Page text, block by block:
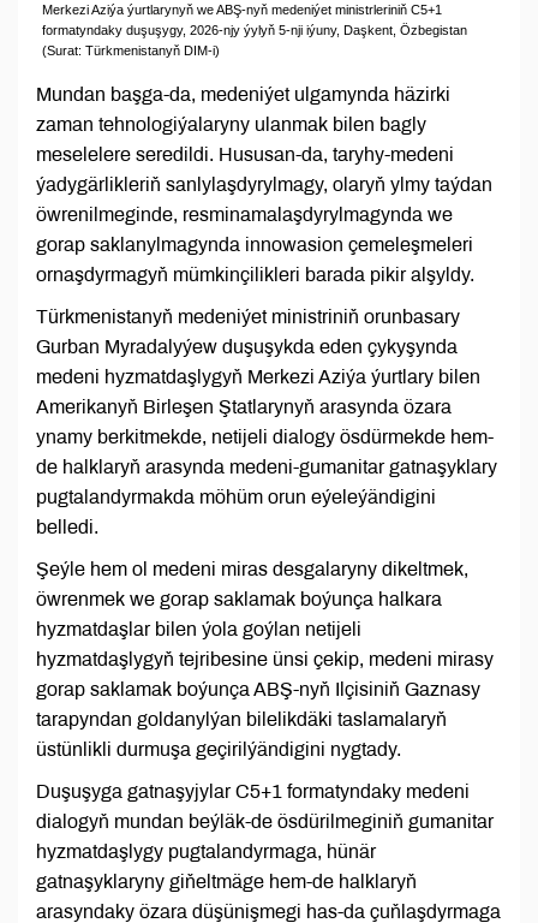
Merkezi Aziýa ýurtlarynyň we ABŞ-nyň medeniýet ministrleriniň C5+1
formatyndaky duşuşygy, 2026-njy ýylyň 5-nji iýuny, Daşkent, Özbegistan
(Surat: Türkmenistanyň DIM-i)
Mundan başga-da, medeniýet ulgamynda häzirki
zaman tehnologiýalaryny ulanmak bilen bagly
meselelere seredildi. Hususan-da, taryhy-medeni
ýadygärlikleriň sanlylaşdyrylmagy, olaryň ylmy taýdan
öwrenilmeginde, resminamalaşdyrylmagynda we
gorap saklanylmagynda innowasion çemeleşmeleri
ornaşdyrmagyň mümkinçilikleri barada pikir alşyldy.
Türkmenistanyň medeniýet ministriniň orunbasary
Gurban Myradalyýew duşuşykda eden çykyşynda
medeni hyzmatdaşlygyň Merkezi Aziýa ýurtlary bilen
Amerikanyň Birleşen Ştatlarynyň arasynda özara
ynamy berkitmekde, netijeli dialogy ösdürmekde hem-
de halklaryň arasynda medeni-gumanitar gatnaşyklary
pugtalandyrmakda möhüm orun eýeleýändigini
belledi.
Şeýle hem ol medeni miras desgalaryny dikeltmek,
öwrenmek we gorap saklamak boýunça halkara
hyzmatdaşlar bilen ýola goýlan netijeli
hyzmatdaşlygyň tejribesine ünsi çekip, medeni mirasy
gorap saklamak boýunça ABŞ-nyň Ilçisiniň Gaznasy
tarapyndan goldanylýan bilelikdäki taslamalaryň
üstünlikli durmuşa geçirilýändigini nygtady.
Duşuşyga gatnaşyjylar C5+1 formatyndaky medeni
dialogyň mundan beýläk-de ösdürilmeginiň gumanitar
hyzmatdaşlygy pugtalandyrmaga, hünär
gatnaşyklaryny giňeltmäge hem-de halklaryň
arasyndaky özara düşünişmegi has-da çuňlaşdyrmaga